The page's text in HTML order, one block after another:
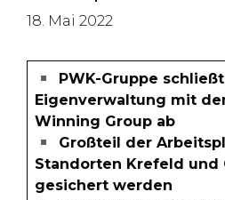
18. Mai 2022
PWK-Gruppe
Eigenverwaltung mit
Winning Group ab
Großteil der
Standorten Krefeld und
gesichert werden